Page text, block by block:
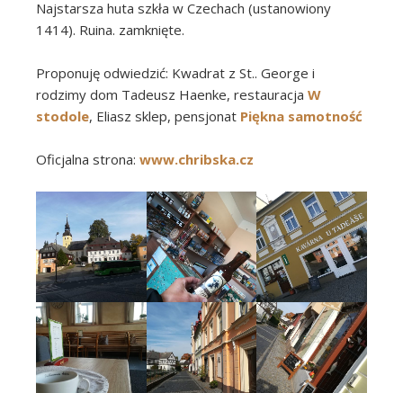
Najstarsza huta szkła w Czechach (ustanowiony
1414). Ruina. zamknięte.
Proponuję odwiedzić: Kwadrat z St.. George i
rodzimy dom Tadeusz Haenke, restauracja W
stodole, Eliasz sklep, pensjonat Piękna samotność
Oficjalna strona: www.chribska.cz